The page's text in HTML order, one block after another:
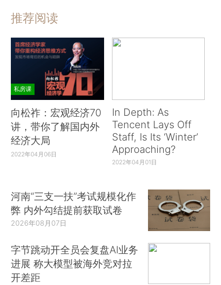
推荐阅读
私房课
向松祚：宏观经济70
讲，带你了解国内外
经济大局
2022年04月06日
In Depth: As
Tencent Lays Off
Staff, Is Its ‘Winter’
Approaching?
2022年04月01日
河南“三支一扶”考试规模化作
弊 内外勾结提前获取试卷
2026年08月07日
字节跳动开全员会复盘AI业务
进展 称大模型被海外竞对拉
开差距